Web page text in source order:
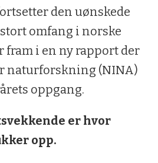
den uønskede
omfang i norske
fram i en ny rapport der
naturforskning (NINA)
oppgang.
er hvor
opp.